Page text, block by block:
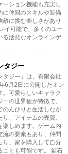
ーション機能も充実し
に仲間のスキルや装備
敵に挑む楽しさがあり
イ可能で、多くのユー
る活発なオンラインゲ
タジー
タジー」は、有限会社
6月2日に公開したオン
。可愛らしいキャラク
の世界観が特徴で、
のんびりと生活しなが
、アイテムの売買、
楽しめます。ゲーム内
流の要素もあり、仲間
り、家を購入して自分
ことも可能です。 鉱石